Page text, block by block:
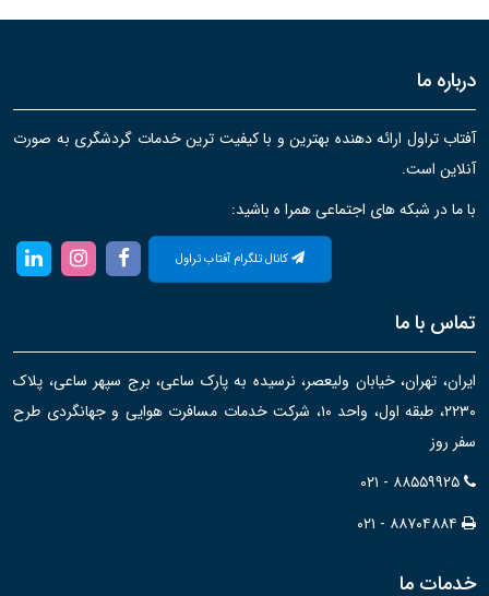
درباره ما
آفتاب تراول ارائه دهنده بهترین و با کیفیت ترین خدمات گردشگری به صورت
آنلاین است.
با ما در شبکه های اجتماعی همرا ه باشید:
کانال تلگرام آفتاب تراول
تماس با ما
ایران، تهران، خیابان ولیعصر، نرسیده به پارک ساعی، برج سپهر ساعی، پلاک
۲۲۳۰، طبقه اول، واحد ۱۰، شرکت خدمات مسافرت هوایی و جهانگردی طرح
سفر روز
۰۲۱ - ۸۸۵۵۹۹۲۵
۰۲۱ - ۸۸۷۰۴۸۸۴
خدمات ما